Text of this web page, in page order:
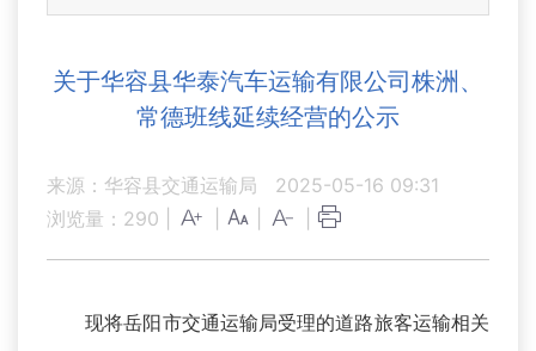
关于华容县华泰汽车运输有限公司株洲、
常德班线延续经营的公示
来源：华容县交通运输局
2025-05-16 09:31
浏览量： 290
现将岳阳市交通运输局受理的道路旅客运输相关